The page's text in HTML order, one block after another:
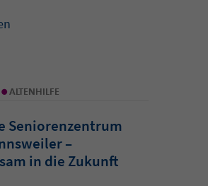
• ALTENHILFE
Seniorenzentrum
–
in die Zukunft